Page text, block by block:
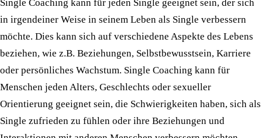
Single Coaching kann für jeden Single geeignet sein, der sich
in irgendeiner Weise in seinem Leben als Single verbessern
möchte. Dies kann sich auf verschiedene Aspekte des Lebens
beziehen, wie z.B. Beziehungen, Selbstbewusstsein, Karriere
oder persönliches Wachstum. Single Coaching kann für
Menschen jeden Alters, Geschlechts oder sexueller
Orientierung geeignet sein, die Schwierigkeiten haben, sich als
Single zufrieden zu fühlen oder ihre Beziehungen und